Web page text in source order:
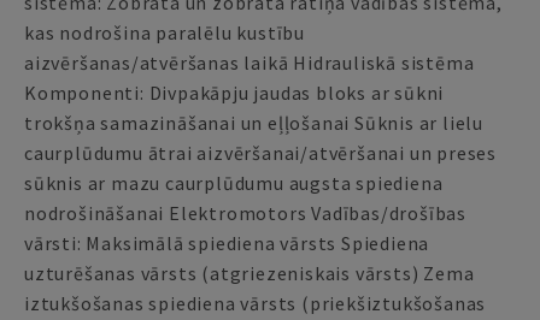
kas nodrošina paralēlu kustību
aizvēršanas/atvēršanas laikā Hidrauliskā sistēma
Komponenti: Divpakāpju jaudas bloks ar sūkni
trokšņa samazināšanai un eļļošanai Sūknis ar lielu
caurplūdumu ātrai aizvēršanai/atvēršanai un preses
sūknis ar mazu caurplūdumu augsta spiediena
nodrošināšanai Elektromotors Vadības/drošības
vārsti: Maksimālā spiediena vārsts Spiediena
uzturēšanas vārsts (atgriezeniskais vārsts) Zema
iztukšošanas spiediena vārsts (priekšiztukšošanas